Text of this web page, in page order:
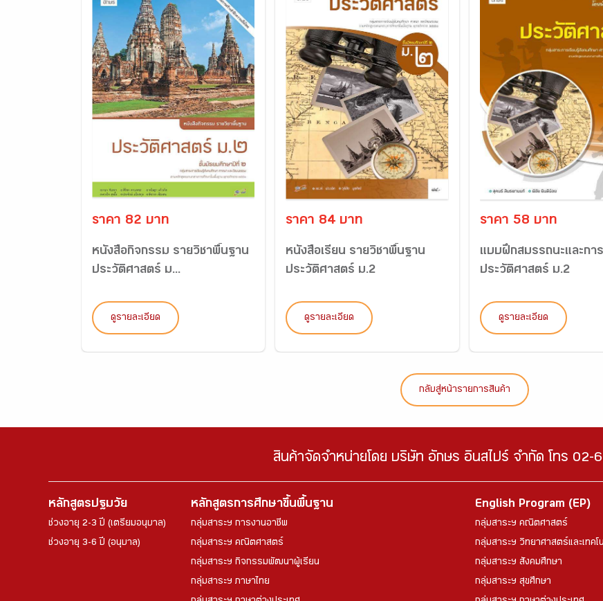
ราคา 82 บาท
หนังสือกิจกรรม รายวิชาพื้นฐาน
ประวัติศาสตร์ ม...
ดูรายละเอียด
ราคา 84 บาท
หนังสือเรียน รายวิชาพื้นฐาน
ประวัติศาสตร์ ม.2
ดูรายละเอียด
ราคา 58 บาท
แบบฝึกสมรรถนะและกา
ประวัติศาสตร์ ม.2
ดูรายละเอียด
กลับสู่หน้ารายการสินค้า
สินค้าจัดจำหน่ายโดย บริษัท อักษร อินสไปร์ จำกัด โทร 02-
หลักสูตรปฐมวัย
ช่วงอายุ 2-3 ปี (เตรียมอนุบาล)
ช่วงอายุ 3-6 ปี (อนุบาล)
หลักสูตรการศึกษาขึ้นพื้นฐาน
กลุ่มสาระฯ การงานอาชีพ
กลุ่มสาระฯ คณิตศาสตร์
กลุ่มสาระฯ กิจกรรมพัฒนาผู้เรียน
กลุ่มสาระฯ ภาษาไทย
English Program (EP)
กลุ่มสาระฯ คณิตศาสตร์
กลุ่มสาระฯ วิทยาศาสตร์และเทคโ
กลุ่มสาระฯ สังคมศึกษา
กลุ่มสาระฯ สุขศึกษา